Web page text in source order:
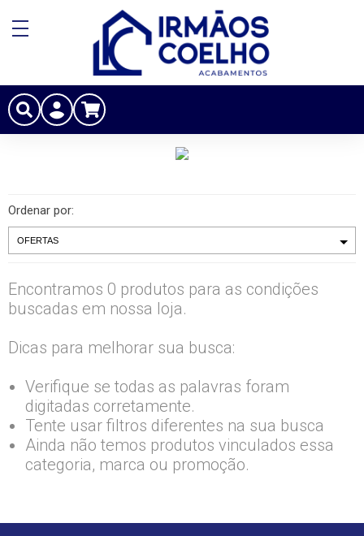
Ordenar por:
Encontramos 0 produtos para as condições
buscadas em nossa loja.
Dicas para melhorar sua busca:
Verifique se todas as palavras foram
digitadas corretamente.
Tente usar filtros diferentes na sua busca
Ainda não temos produtos vinculados essa
categoria, marca ou promoção.